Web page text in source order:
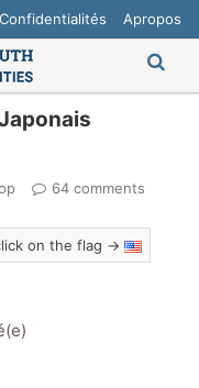
Confidentialités Apropos
64 comments
on the flag →